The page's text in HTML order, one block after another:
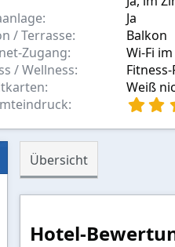
Ja
/ Terrasse
Balkon
Zugang
Wi-Fi
/ Wellness
Weiß
Übersicht
Hotel-